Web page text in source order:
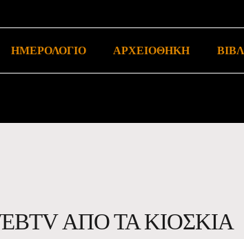
ΗΜΕΡΟΛΟΓΙΟ ΑΡΧΕΙΟΘΗΚΗ
ΑΠΟ ΤΑ ΚΙΟΣΚΙΑ